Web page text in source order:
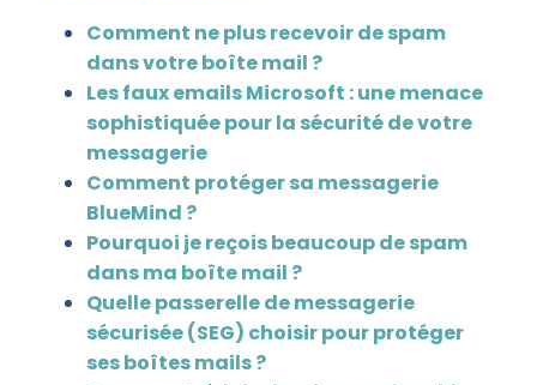
Comment ne plus recevoir de spam
dans votre boîte mail ?
Les faux emails Microsoft : une menace
sophistiquée pour la sécurité de votre
messagerie
Comment protéger sa messagerie
BlueMind ?
Pourquoi je reçois beaucoup de spam
dans ma boîte mail ?
Quelle passerelle de messagerie
sécurisée (SEG) choisir pour protéger
ses boîtes mails ?